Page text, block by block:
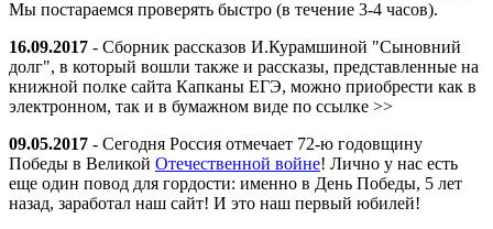
Мы постараемся проверять быстро (в течение 3-4 часов).
16.09.2017 - Сборник рассказов И.Курамшиной "Сыновний
долг", в который вошли также и рассказы, представленные на
книжной полке сайта Капканы ЕГЭ, можно приобрести как в
электронном, так и в бумажном виде по ссылке >>
09.05.2017 - Сегодня Россия отмечает 72-ю годовщину
Победы в Великой Отечественной войне! Лично у нас есть
еще один повод для гордости: именно в День Победы, 5 лет
назад, заработал наш сайт! И это наш первый юбилей!